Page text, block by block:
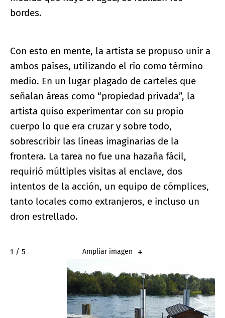
bordes.
Con esto en mente, la artista se propuso unir a
ambos países, utilizando el río como término
medio. En un lugar plagado de carteles que
señalan áreas como “propiedad privada”, la
artista quiso experimentar con su propio
cuerpo lo que era cruzar y sobre todo,
sobrescribir las líneas imaginarias de la
frontera. La tarea no fue una hazaña fácil,
requirió múltiples visitas al enclave, dos
intentos de la acción, un equipo de cómplices,
tanto locales como extranjeros, e incluso un
dron estrellado.
2 / 5 Ampliar imagen